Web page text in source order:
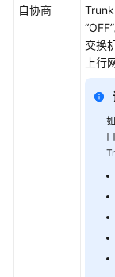
自协商
交换
上行